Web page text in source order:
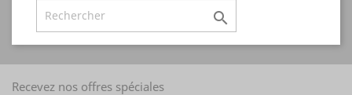

Recevez nos offres spéciales